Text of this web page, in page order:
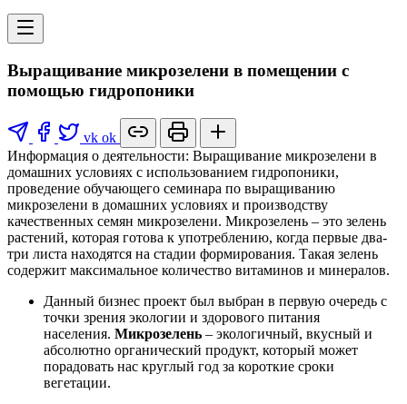
Выращивание микрозелени в помещении с
помощью гидропоники
vk ok
Информация о деятельности: Выращивание микрозелени в
домашних условиях с использованием гидропоники,
проведение обучающего семинара по выращиванию
микрозелени в домашних условиях и производству
качественных семян микрозелени. Микрозелень – это зелень
растений, которая готова к употреблению, когда первые два-
три листа находятся на стадии формирования. Такая зелень
содержит максимальное количество витаминов и минералов.
Данный бизнес проект был выбран в первую очередь с
точки зрения экологии и здорового питания
населения. Микрозелень – экологичный, вкусный и
абсолютно органический продукт, который может
порадовать нас круглый год за короткие сроки
вегетации.